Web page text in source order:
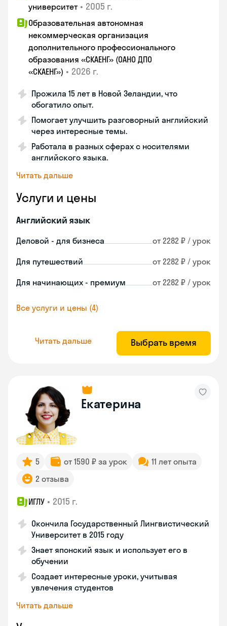
университет • 2005 г.
Образовательная автономная
некоммерческая организация
дополнительного профессионального
образования «СКАЕНГ» (ОАНО ДПО
«СКАЕНГ») • 2026 г.
Прожила 15 лет в Новой Зеландии, что
обогатило опыт.
Помогает улучшить разговорный английский
через интересные темы.
Работала в разных сферах с носителями
английского языка.
Читать дальше
Услуги и цены
Английский язык
Деловой - для бизнеса от 2282 ₽ / урок
Для путешествий от 2282 ₽ / урок
Для начинающих - премиум от 2282 ₽ / урок
Все услуги и цены (4)
Читать дальше Выбрать время
Екатерина
5 от 1590 ₽ за урок
11 лет опыта
2 отзыва
ИГЛУ • 2015 г.
Окончила Государственный Лингвистический
Университет в 2015 году
Знает японский язык и использует его в
обучении
Создает интересные уроки, учитывая
увлечения студентов
Читать дальше